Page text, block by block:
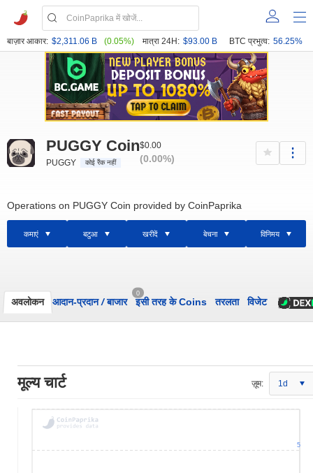
बाज़ार आकार: $2,311.06 B (0.05%) मात्रा 24H: $93.00 B BTC प्रभुत्व: 56.25%
PUGGY Coin
PUGGY कोई रैंक नहीं
$0.00
(0.00%)
Operations on PUGGY Coin provided by CoinPaprika
कमाएं बटुआ खरीदें बेचना विनिमय
अवलोकन आदान-प्रदान/बाजार
0
इसी तरह के Coins तरलता विजेट
मूल्य चार्ट ज़ूम: 1d
5